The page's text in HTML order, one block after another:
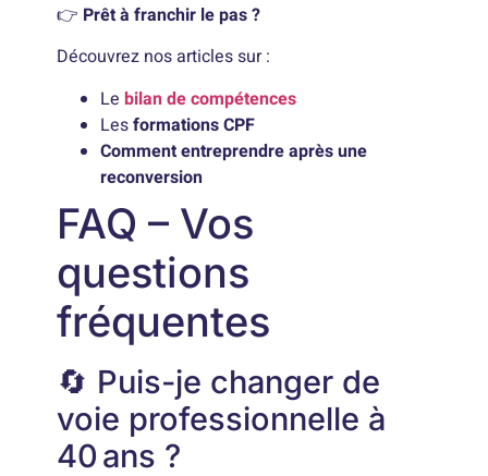
👉 Prêt à franchir le pas ?
Découvrez nos articles sur :
Lebilan de compétences
Lesformations CPF
Comment entreprendre après une
reconversion
FAQ – Vos
questions
fréquentes
🔄 Puis-je changer de
voie professionnelle à
40 ans ?